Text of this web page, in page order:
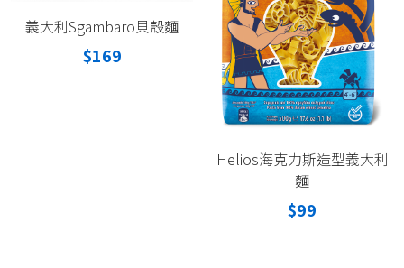
義大利Sgambaro貝殼麵
$169
Helios海克力斯造型義大利
麵
$99